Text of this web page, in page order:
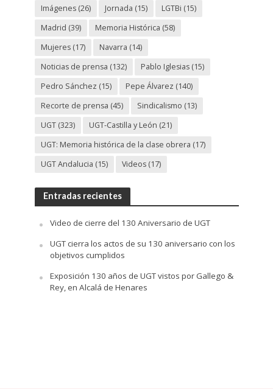
Imágenes(26) Jornada (15) LGTBi (15)
Madrid (39) Memoria Histórica (58)
Mujeres(17) Navarra (14)
Noticias de prensa (132) Pablo Iglesias(15)
Pedro Sánchez (15) Pepe Álvarez (140)
Recorte de prensa (45) Sindicalismo (13)
UGT(323) UGT-Castilla y León (21)
UGT: Memoria histórica de la clase obrera (17)
UGT Andalucia (15) Videos(17)
Entradas recientes
Video de cierre del 130 Aniversario de UGT
UGT cierra los actos de su 130 aniversario con los
objetivos cumplidos
Exposición 130 años de UGT vistos por Gallego &
Rey, en Alcalá de Henares